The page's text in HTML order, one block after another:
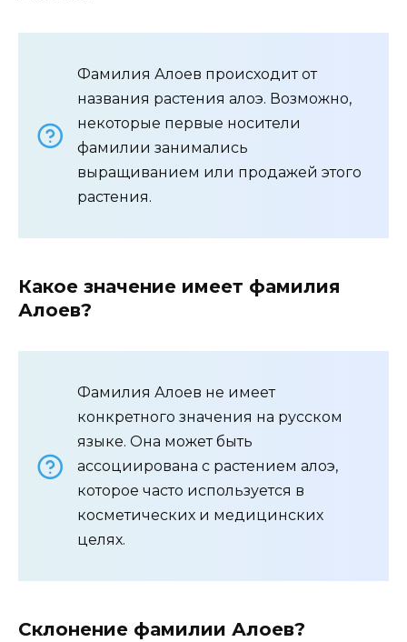
Фамилия Алоев происходит от
названия растения алоэ. Возможно,
некоторые первые носители
фамилии занимались
выращиванием или продажей этого
растения.
Какое значение имеет фамилия
Алоев?
Фамилия Алоев не имеет
конкретного значения на русском
языке. Она может быть
ассоциирована с растением алоэ,
которое часто используется в
косметических и медицинских
целях.
Склонение фамилии Алоев?